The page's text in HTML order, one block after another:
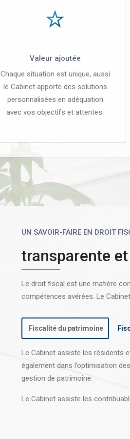
Valeur ajoutée
Chaque situation est unique, aussi
le Cabinet apporte des solutions
personnalisées en adéquation
avec vos objectifs et attentes.
UN SAVOIR-FAIRE EN DROIT
transparente
Le droit fiscal est une matière
compétences avérées. Le
Fiscalité du patrimoine
Le Cabinet assiste les résidents
également dans l’optimisation
gestion de patrimoine.
Le Cabinet assiste les